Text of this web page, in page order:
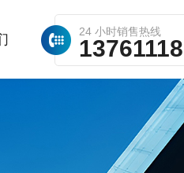
24 小时销售热线